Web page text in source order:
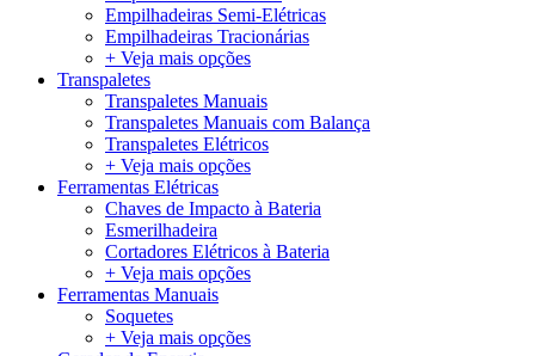
Empilhadeiras Semi-Elétricas
Empilhadeiras Tracionárias
+ Veja mais opções
Transpaletes
Transpaletes Manuais
Transpaletes Manuais com Balança
Transpaletes Elétricos
+ Veja mais opções
Ferramentas Elétricas
Chaves de Impacto à Bateria
Esmerilhadeira
Cortadores Elétricos à Bateria
+ Veja mais opções
Ferramentas Manuais
Soquetes
+ Veja mais opções